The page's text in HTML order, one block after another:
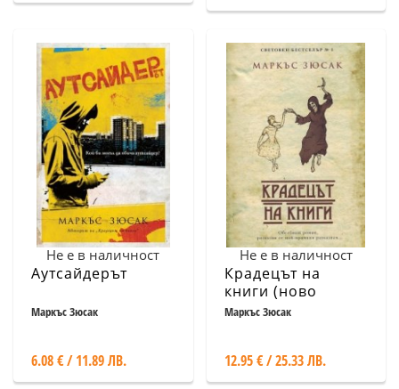
Не е в наличност
Аутсайдерът
Маркъс Зюсак
6.08 € / 11.89 ЛВ.
Не е в наличност
Крадецът на
книги (ново
издание)
Маркъс Зюсак
12.95 € / 25.33 ЛВ.